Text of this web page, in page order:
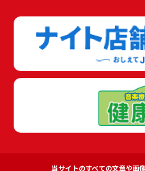
当サイトのすべての文章や画